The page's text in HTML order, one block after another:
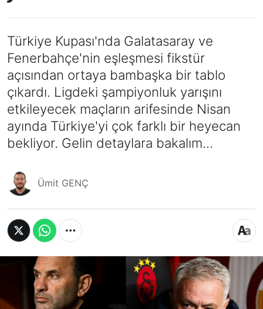
Türkiye Kupası'nda Galatasaray ve
Fenerbahçe'nin eşleşmesi fikstür
açısından ortaya bambaşka bir tablo
çıkardı. Ligdeki şampiyonluk yarışını
etkileyecek maçların arifesinde Nisan
ayında Türkiye'yi çok farklı bir heyecan
bekliyor. Gelin detaylara bakalım...
Ümit GENÇ